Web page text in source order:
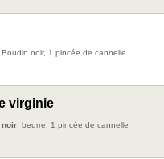
noir, 1 pincée de cannelle
virginie
noir , beurre, 1 pincée de cannelle